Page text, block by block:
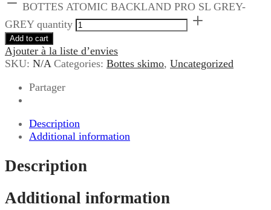
BOTTES ATOMIC BACKLAND PRO SL GREY-
GREY quantity
Add to cart
Ajouter à la liste d’envies
SKU: N/A Categories: Bottes skimo, Uncategorized
Partager
Description
Additional information
Description
Additional information